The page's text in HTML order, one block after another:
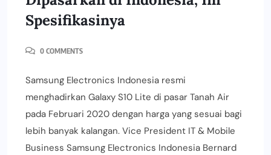
Spesifikasinya
0 COMMENTS
Samsung Electronics Indonesia resmi
menghadirkan Galaxy S10 Lite di pasar Tanah Air
pada Februari 2020 dengan harga yang sesuai bagi
lebih banyak kalangan. Vice President IT & Mobile
Business Samsung Electronics Indonesia Bernard